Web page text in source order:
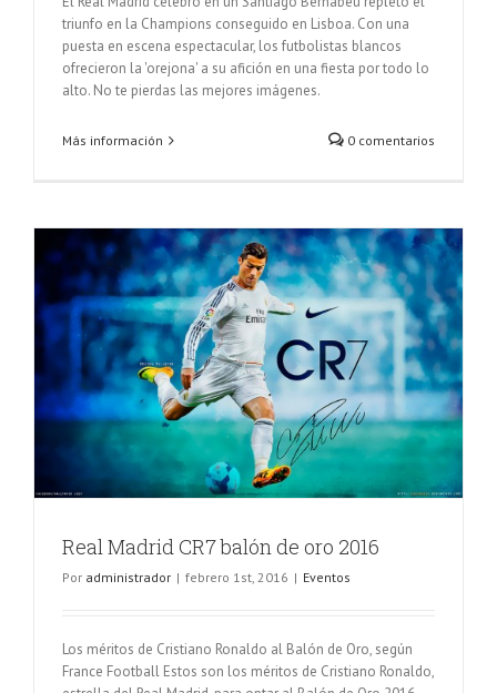
triunfo en la Champions conseguido en Lisboa. Con una
puesta en escena espectacular, los futbolistas blancos
ofrecieron la 'orejona' a su afición en una fiesta por todo lo
alto. No te pierdas las mejores imágenes.
Más información 0 comentarios
Real Madrid CR7 balón de oro 2016
Por administrador | febrero 1st, 2016 | Eventos
Los méritos de Cristiano Ronaldo al Balón de Oro, según
France Football Estos son los méritos de Cristiano Ronaldo,